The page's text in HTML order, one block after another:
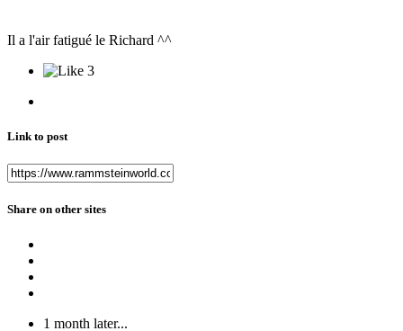
Il a l'air fatigué le Richard ^^
3
Link to post
Share on other sites
1 month later...